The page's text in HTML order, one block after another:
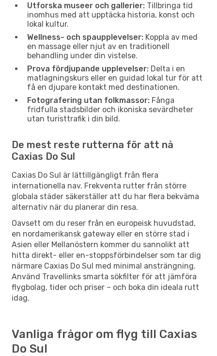
Utforska museer och gallerier: Tillbringa tid
inomhus med att upptäcka historia, konst och
lokal kultur.
Wellness- och spaupplevelser: Koppla av med
en massage eller njut av en traditionell
behandling under din vistelse.
Prova fördjupande upplevelser: Delta i en
matlagningskurs eller en guidad lokal tur för att
få en djupare kontakt med destinationen.
Fotografering utan folkmassor: Fånga
fridfulla stadsbilder och ikoniska sevärdheter
utan turisttrafik i din bild.
De mest reste rutterna för att nå
Caxias Do Sul
Caxias Do Sul är lättillgängligt från flera
internationella nav. Frekventa rutter från större
globala städer säkerställer att du har flera bekväma
alternativ när du planerar din resa.
Oavsett om du reser från en europeisk huvudstad,
en nordamerikansk gateway eller en större stad i
Asien eller Mellanöstern kommer du sannolikt att
hitta direkt- eller en-stoppsförbindelser som tar dig
närmare Caxias Do Sul med minimal ansträngning.
Använd Travellinks smarta sökfilter för att jämföra
flygbolag, tider och priser – och boka din ideala rutt
idag.
Vanliga frågor om flyg till Caxias
Do Sul